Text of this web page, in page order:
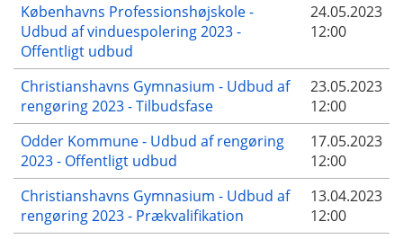
Københavns Professionshøjskole -
Udbud af vinduespolering 2023 -
Offentligt udbud
24.05.2023
12:00
Christianshavns Gymnasium - Udbud af
rengøring 2023 - Tilbudsfase
23.05.2023
12:00
Odder Kommune - Udbud af rengøring
2023 - Offentligt udbud
17.05.2023
12:00
Christianshavns Gymnasium - Udbud af
rengøring 2023 - Prækvalifikation
13.04.2023
12:00